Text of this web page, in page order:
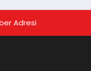
Adresi